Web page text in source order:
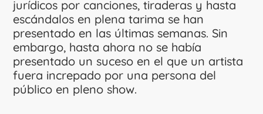
jurídicos por canciones, tiraderas y hasta
escándalos en plena tarima se han
presentado en las últimas semanas. Sin
embargo, hasta ahora no se había
presentado un suceso en el que un artista
fuera increpado por una persona del
público en pleno show.